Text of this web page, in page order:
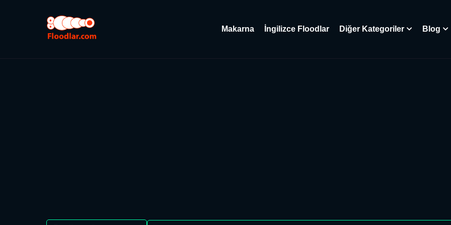
Makarna İngilizce Floodlar Diğer Kategoriler Blog